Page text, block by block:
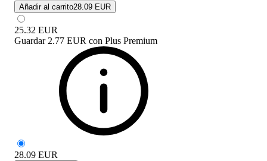
Añadir al carrito28.09 EUR
25.32 EUR
Guardar 2.77 EUR con Plus Premium
28.09 EUR